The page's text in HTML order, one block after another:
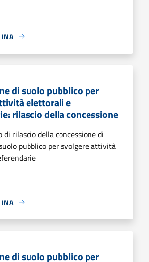
di suolo pubblico per
elettorali e
rilascio della concessione
di rilascio della concessione di
pubblico per svolgere attività
di suolo pubblico per